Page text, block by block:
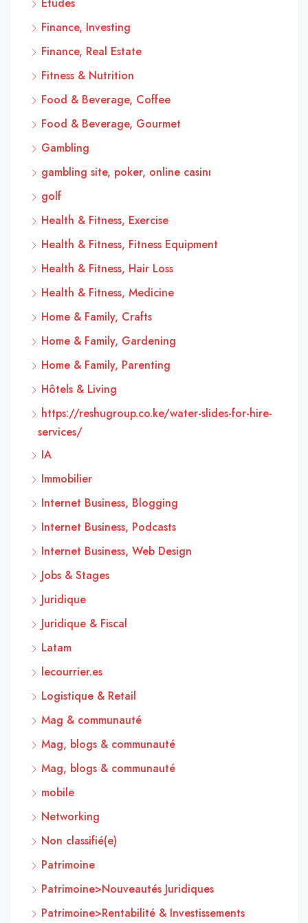
Études
Finance, Investing
Finance, Real Estate
Fitness & Nutrition
Food & Beverage, Coffee
Food & Beverage, Gourmet
Gambling
gambling site, poker, online casinı
golf
Health & Fitness, Exercise
Health & Fitness, Fitness Equipment
Health & Fitness, Hair Loss
Health & Fitness, Medicine
Home & Family, Crafts
Home & Family, Gardening
Home & Family, Parenting
Hôtels & Living
https://reshugroup.co.ke/water-slides-for-hire-
services/
IA
Immobilier
Internet Business, Blogging
Internet Business, Podcasts
Internet Business, Web Design
Jobs & Stages
Juridique
Juridique & Fiscal
Latam
lecourrier.es
Logistique & Retail
Mag & communauté
Mag, blogs & communauté
Mag, blogs & communauté
mobile
Networking
Non classifié(e)
Patrimoine
Patrimoine>Nouveautés Juridiques
Patrimoine>Rentabilité & Investissements